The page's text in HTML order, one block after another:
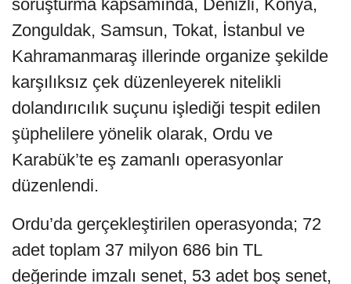
soruşturma kapsamında, Denizli, Konya,
Zonguldak, Samsun, Tokat, İstanbul ve
Kahramanmaraş illerinde organize şekilde
karşılıksız çek düzenleyerek nitelikli
dolandırıcılık suçunu işlediği tespit edilen
şüphelilere yönelik olarak, Ordu ve
Karabük’te eş zamanlı operasyonlar
düzenlendi.
Ordu’da gerçekleştirilen operasyonda; 72
adet toplam 37 milyon 686 bin TL
değerinde imzalı senet, 53 adet boş senet,